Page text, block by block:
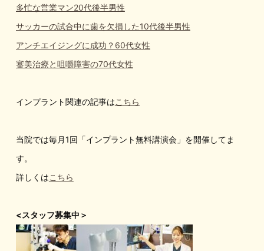
多忙な営業マン20代後半男性
サッカーの試合中に歯を欠損した10代後半男性
アンチエイジングに成功？60代女性
審美治療と咀嚼障害の70代女性
インプラント関連の記事はこちら
当院では毎月1回「インプラント無料講演会」を開催してま
す。
詳しくはこちら
<スタッフ募集中＞